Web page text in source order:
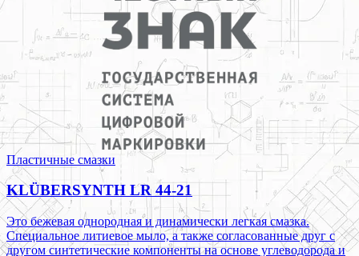
Пластичные смазки
KLÜBERSYNTH LR 44-21
Это бежевая однородная и динамически легкая смазка.
Специальное литиевое мыло, а также согласованные друг с
другом синтетические компоненты на основе углеводорода и